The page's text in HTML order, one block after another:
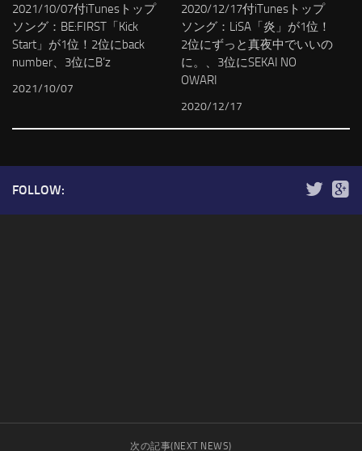
2021/10/07付iTunesトップ
ソング：BE:FIRST「Kick
Start」が1位！2位にback
number、3位にB’z
2021/10/07
2020/12/17付iTunesトップ
ソング：LiSA「炎」が1位！
2位にずっと真夜中でいいの
に。、3位にSEKAI NO
OWARI
2020/12/17
FOLLOW:
次の記事(NEXT NEWS)